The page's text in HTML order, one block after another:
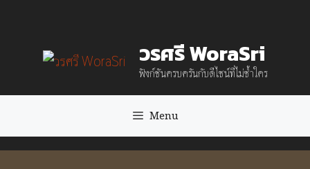
content
วรศรี WoraSri
ฟังก์ชันครบครันกับดีไซน์ที่ไม่ซ้ำใคร
Menu